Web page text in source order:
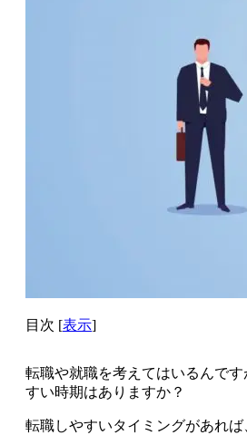
目次 [表示]
転職や就職を考えてはいるんです
すい時期はありますか？
転職しやすいタイミングがあれ